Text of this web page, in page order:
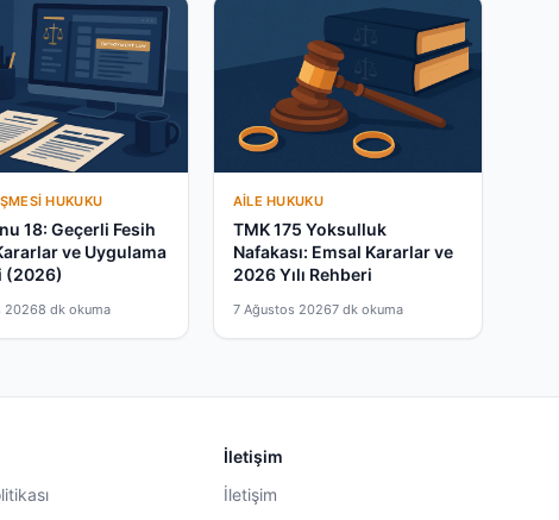
HUKUKU
18: Geçerli Fesih
ve Uygulama
(2026)
20268 dk okuma
AILE HUKUKU
TMK 175 Yoksulluk
Nafakası: Emsal Kararlar ve
2026 Yılı Rehberi
7 Ağustos 20267 dk okuma
İletişim
İletişim